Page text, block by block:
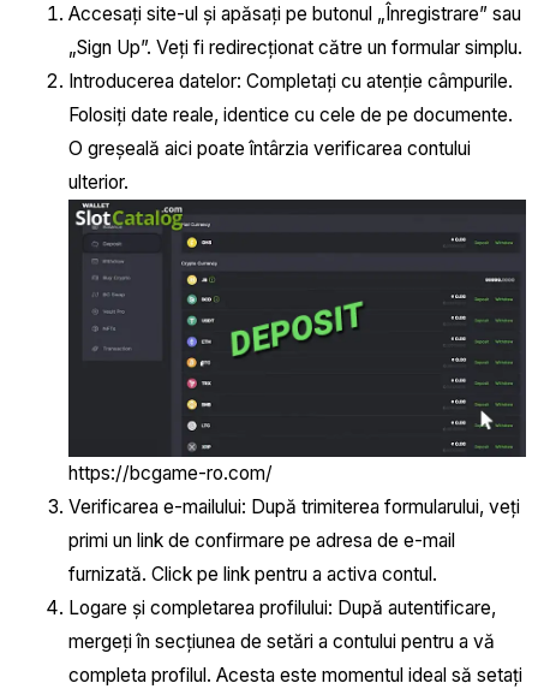
Accesați site-ul și apăsați pe butonul „Înregistrare” sau
„Sign Up”. Veți fi redirecționat către un formular simplu.
Introducerea datelor: Completați cu atenție câmpurile.
Folosiți date reale, identice cu cele de pe documente.
O greșeală aici poate întârzia verificarea contului
ulterior.
https://bcgame-ro.com/
Verificarea e-mailului: După trimiterea formularului, veți
primi un link de confirmare pe adresa de e-mail
furnizată. Click pe link pentru a activa contul.
Logare și completarea profilului: După autentificare,
mergeți în secțiunea de setări a contului pentru a vă
completa profilul. Acesta este momentul ideal să setați